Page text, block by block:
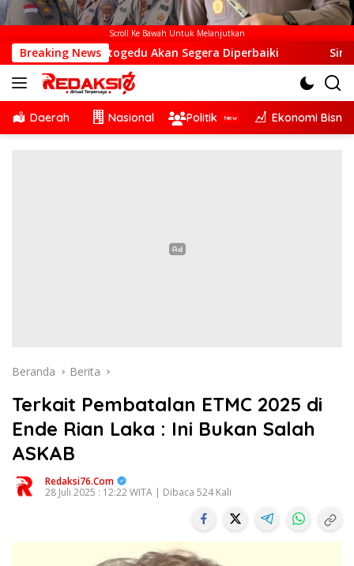
Scroll Ke Bawah Untuk Melanjutkan
Breaking News
Otogedu Akan Segera Diperbaiki Sinergi Lintas
Daerah Nasional Politik Ekonomi Bisnis
Beranda Berita
Terkait Pembatalan ETMC 2025 di
Ende Rian Laka : Ini Bukan Salah
ASKAB
Redaksi76.com
28 Juli 2025 : 12:22 WITA | Dibaca 524 Kali